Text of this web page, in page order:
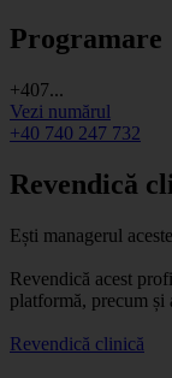
Programare
+407...
Vezi numărul
+40 740 247 732
Revendică
Ești managerul
Revendică acest
platformă, precum și
Revendică clinică